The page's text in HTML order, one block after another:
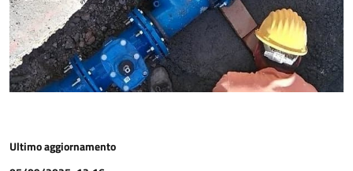
Ultimo aggiornamento